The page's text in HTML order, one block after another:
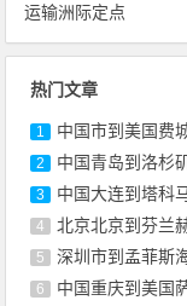
运输洲际定点
热门文章
1 中国市到美国费
2 中国青岛到洛杉
3 中国大连到塔科
4 北京北京到芬兰
5 深圳市到孟菲斯
6 中国重庆到美国